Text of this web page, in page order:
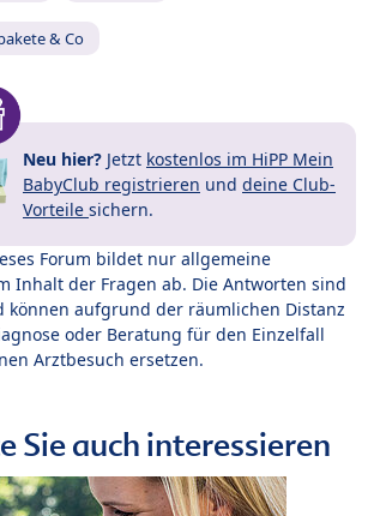
& Co
Neu hier? Jetzt kostenlos im HiPP Mein
BabyClub registrieren und deine Club-
Vorteile sichern.
Forum bildet nur allgemeine
Inhalt der Fragen ab. Die Antworten sind
können aufgrund der räumlichen Distanz
oder Beratung für den Einzelfall
Arztbesuch ersetzen.
Sie auch interessieren